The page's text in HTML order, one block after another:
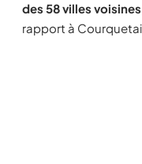
des 58 villes voisines
rapport à